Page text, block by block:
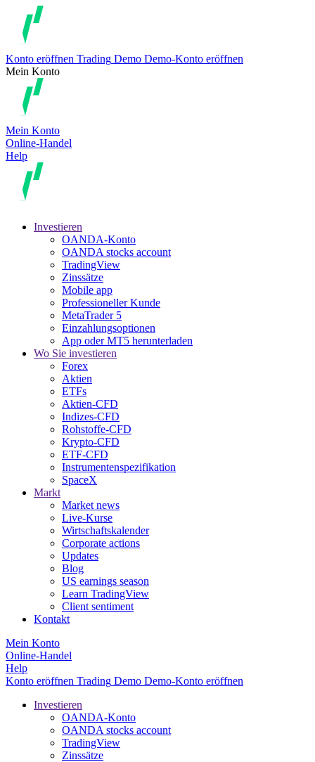
Konto eröffnen Trading Demo Demo-Konto eröffnen
Mein Konto
Mein Konto
Online-Handel
Help
Investieren
OANDA-Konto
OANDA stocks account
TradingView
Zinssätze
Mobile app
Professioneller Kunde
MetaTrader 5
Einzahlungsoptionen
App oder MT5 herunterladen
Wo Sie investieren
Forex
Aktien
ETFs
Aktien-CFD
Indizes-CFD
Rohstoffe-CFD
Krypto-CFD
ETF-CFD
Instrumentenspezifikation
SpaceX
Markt
Market news
Live-Kurse
Wirtschaftskalender
Corporate actions
Updates
Blog
US earnings season
Learn TradingView
Client sentiment
Kontakt
Mein Konto
Online-Handel
Help
Konto eröffnen Trading Demo Demo-Konto eröffnen
Investieren
OANDA-Konto
OANDA stocks account
TradingView
Zinssätze